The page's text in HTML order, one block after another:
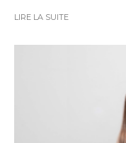
LIRE LA SUITE